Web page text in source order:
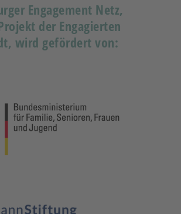
Engagement Netz,
der Engagierten
wird gefördert von: